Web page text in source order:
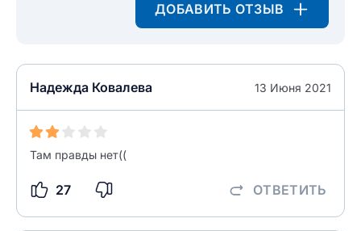
ДОБАВИТЬ ОТЗЫВ
Надежда Ковалева 13 Июня 2021
Там правды нет((
27 ОТВЕТИТЬ
разрешить публикацию отзыва
ОСТАВИТЬ ОТЗЫВ